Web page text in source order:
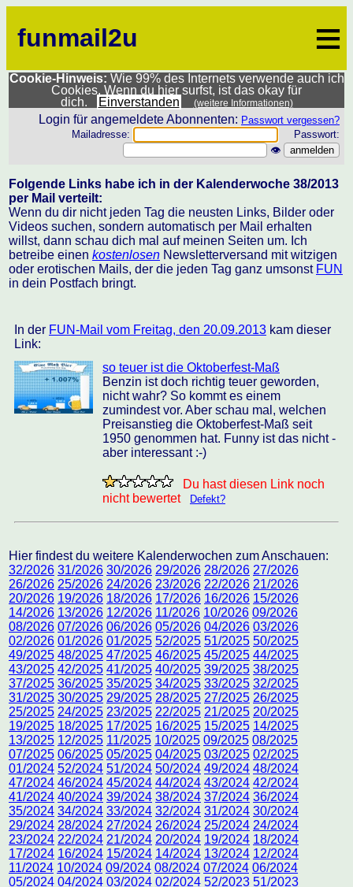
funmail2u ≡
Cookie-Hinweis: Wie 99% des Internets verwende auch ich
Cookies. Wenn du hier surfst, ist das okay für
dich.
Einverstanden (weitere Informationen)
Login für angemeldete Abonnenten: Passwort vergessen?
Mailadresse:
Passwort:
👁
Folgende Links habe ich in der Kalenderwoche 38/2013
per Mail verteilt:
Wenn du dir nicht jeden Tag die neusten Links, Bilder oder
Videos suchen, sondern automatisch per Mail erhalten
willst, dann schau dich mal auf meinen Seiten um. Ich
betreibe einen kostenlosen Newsletterversand mit witzigen
oder erotischen Mails, der die jeden Tag ganz umsonst FUN
in dein Postfach bringt.
In der FUN-Mail vom Freitag, den 20.09.2013 kam dieser
Link:
so teuer ist die Oktoberfest-Maß
Benzin ist doch richtig teuer geworden,
nicht wahr? So kommt es einem
zumindest vor. Aber schau mal, welchen
Preisanstieg die Oktoberfest-Maß seit
1950 genommen hat. Funny ist das nicht -
aber interessant :-)
Du hast diesen Link noch
nicht bewertet
Defekt?
Hier findest du weitere Kalenderwochen zum Anschauen:
32/2026 31/2026 30/2026 29/2026 28/2026 27/2026
26/2026 25/2026 24/2026 23/2026 22/2026 21/2026
20/2026 19/2026 18/2026 17/2026 16/2026 15/2026
14/2026 13/2026 12/2026 11/2026 10/2026 09/2026
08/2026 07/2026 06/2026 05/2026 04/2026 03/2026
02/2026 01/2026 01/2025 52/2025 51/2025 50/2025
49/2025 48/2025 47/2025 46/2025 45/2025 44/2025
43/2025 42/2025 41/2025 40/2025 39/2025 38/2025
37/2025 36/2025 35/2025 34/2025 33/2025 32/2025
31/2025 30/2025 29/2025 28/2025 27/2025 26/2025
25/2025 24/2025 23/2025 22/2025 21/2025 20/2025
19/2025 18/2025 17/2025 16/2025 15/2025 14/2025
13/2025 12/2025 11/2025 10/2025 09/2025 08/2025
07/2025 06/2025 05/2025 04/2025 03/2025 02/2025
01/2024 52/2024 51/2024 50/2024 49/2024 48/2024
47/2024 46/2024 45/2024 44/2024 43/2024 42/2024
41/2024 40/2024 39/2024 38/2024 37/2024 36/2024
35/2024 34/2024 33/2024 32/2024 31/2024 30/2024
29/2024 28/2024 27/2024 26/2024 25/2024 24/2024
23/2024 22/2024 21/2024 20/2024 19/2024 18/2024
17/2024 16/2024 15/2024 14/2024 13/2024 12/2024
11/2024 10/2024 09/2024 08/2024 07/2024 06/2024
05/2024 04/2024 03/2024 02/2024 52/2023 51/2023